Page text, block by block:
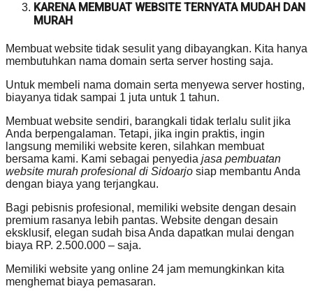
KARENA MEMBUAT WEBSITE TERNYATA MUDAH DAN
MURAH
Membuat website tidak sesulit yang dibayangkan. Kita hanya
membutuhkan nama domain serta server hosting saja.
Untuk membeli nama domain serta menyewa server hosting,
biayanya tidak sampai 1 juta untuk 1 tahun.
Membuat website sendiri, barangkali tidak terlalu sulit jika
Anda berpengalaman. Tetapi, jika ingin praktis, ingin
langsung memiliki website keren, silahkan membuat
bersama kami. Kami sebagai penyedia jasa pembuatan
website murah profesional di Sidoarjo siap membantu Anda
dengan biaya yang terjangkau.
Bagi pebisnis profesional, memiliki website dengan desain
premium rasanya lebih pantas. Website dengan desain
eksklusif, elegan sudah bisa Anda dapatkan mulai dengan
biaya RP. 2.500.000 – saja.
Memiliki website yang online 24 jam memungkinkan kita
menghemat biaya pemasaran.